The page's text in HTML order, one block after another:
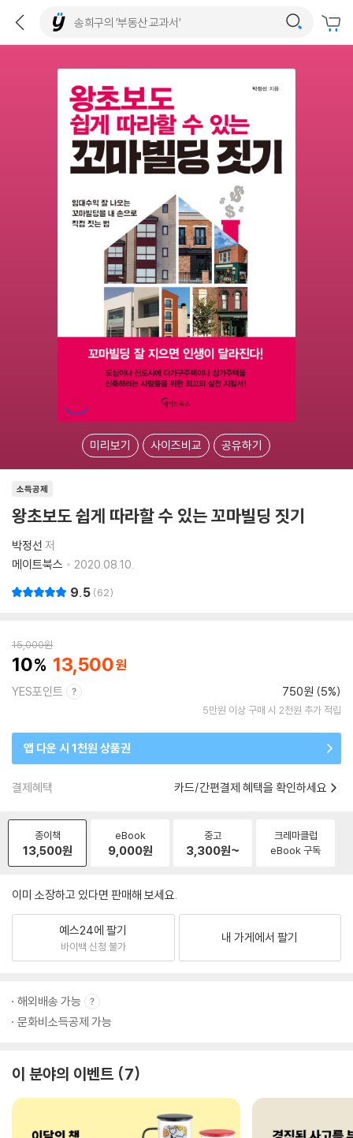
미리보기 사이즈비교 공유하기
소득공제
왕초보도 쉽게 따라할 수 있는 꼬마빌딩 짓기
박정선 저
메이트북스
2020.08.10.
9.5 62
15,000원
10 13,500
YES포인트 750원 (5%)
5만원 이상 구매 시 2천원 추가 적립
앱 다운 시 1천원 상품권
결제혜택 카드/간편결제 혜택을 확인하세요
종이책
13,500원
eBook
9,000원
중고
3,300원~
크레마클럽
eBook 구독
이미 소장하고 있다면 판매해 보세요.
예스24에 팔기
바이백 신청 불가
내 가게에서 팔기
해외배송 가능
문화비소득공제 가능
이 분야의 이벤트 7